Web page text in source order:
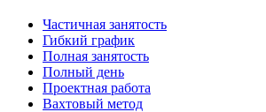
Частичная занятость
Гибкий график
Полная занятость
Полный день
Проектная работа
Вахтовый метод